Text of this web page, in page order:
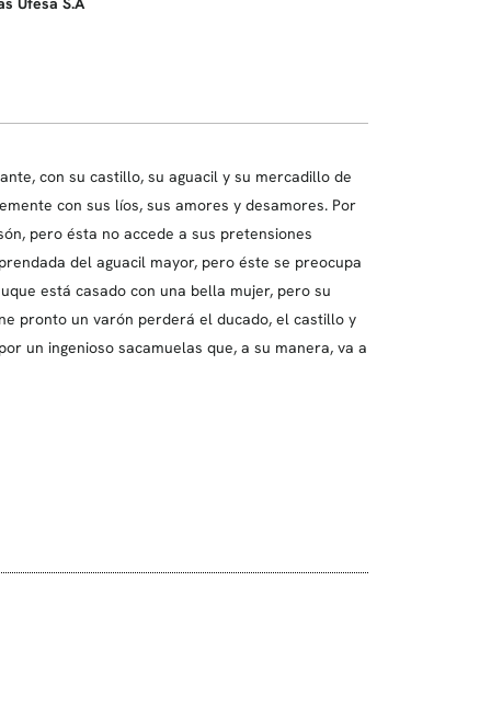
con su castillo, su aguacil y su mercadillo de
con sus líos, sus amores y desamores. Por
pero ésta no accede a sus pretensiones
del aguacil mayor, pero éste se preocupa
está casado con una bella mujer, pero su
pronto un varón perderá el ducado, el castillo y
un ingenioso sacamuelas que, a su manera, va a